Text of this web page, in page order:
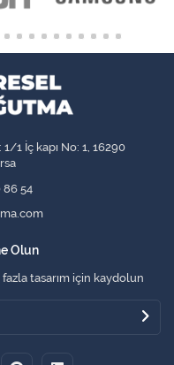
1 İç kapı No: 1, 16290
86 54
Olun
tasarım için kaydolun